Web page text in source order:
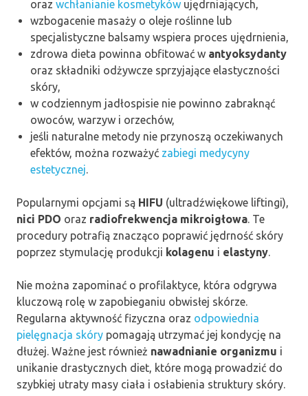
oraz wchłanianie kosmetyków ujędrniających,
wzbogacenie masaży o oleje roślinne lub
specjalistyczne balsamy wspiera proces ujędrnienia,
zdrowa dieta powinna obfitować w antyoksydanty
oraz składniki odżywcze sprzyjające elastyczności
skóry,
w codziennym jadłospisie nie powinno zabraknąć
owoców, warzyw i orzechów,
jeśli naturalne metody nie przynoszą oczekiwanych
efektów, można rozważyć zabiegi medycyny
estetycznej.
Popularnymi opcjami są HIFU (ultradźwiękowe liftingi),
nici PDO oraz radiofrekwencja mikroigłowa. Te
procedury potrafią znacząco poprawić jędrność skóry
poprzez stymulację produkcji kolagenu i elastyny.
Nie można zapominać o profilaktyce, która odgrywa
kluczową rolę w zapobieganiu obwisłej skórze.
Regularna aktywność fizyczna oraz odpowiednia
pielęgnacja skóry pomagają utrzymać jej kondycję na
dłużej. Ważne jest również nawadnianie organizmu i
unikanie drastycznych diet, które mogą prowadzić do
szybkiej utraty masy ciała i osłabienia struktury skóry.